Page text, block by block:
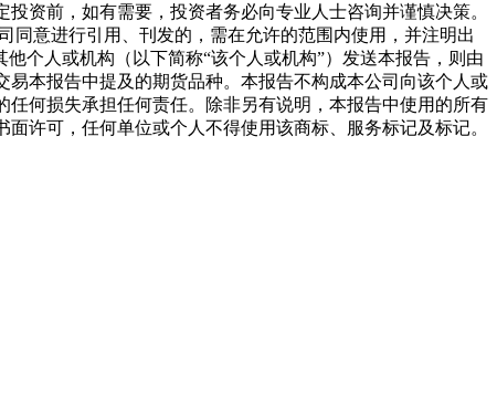
资前，如有需要，投资者务必向专业人士咨询并谨慎决策。
同意进行引用、刊发的，需在允许的范围内使用，并注明出
个人或机构（以下简称“该个人或机构”）发送本报告，则由
本报告中提及的期货品种。本报告不构成本公司向该个人或
何损失承担任何责任。除非另有说明，本报告中使用的所有
许可，任何单位或个人不得使用该商标、服务标记及标记。